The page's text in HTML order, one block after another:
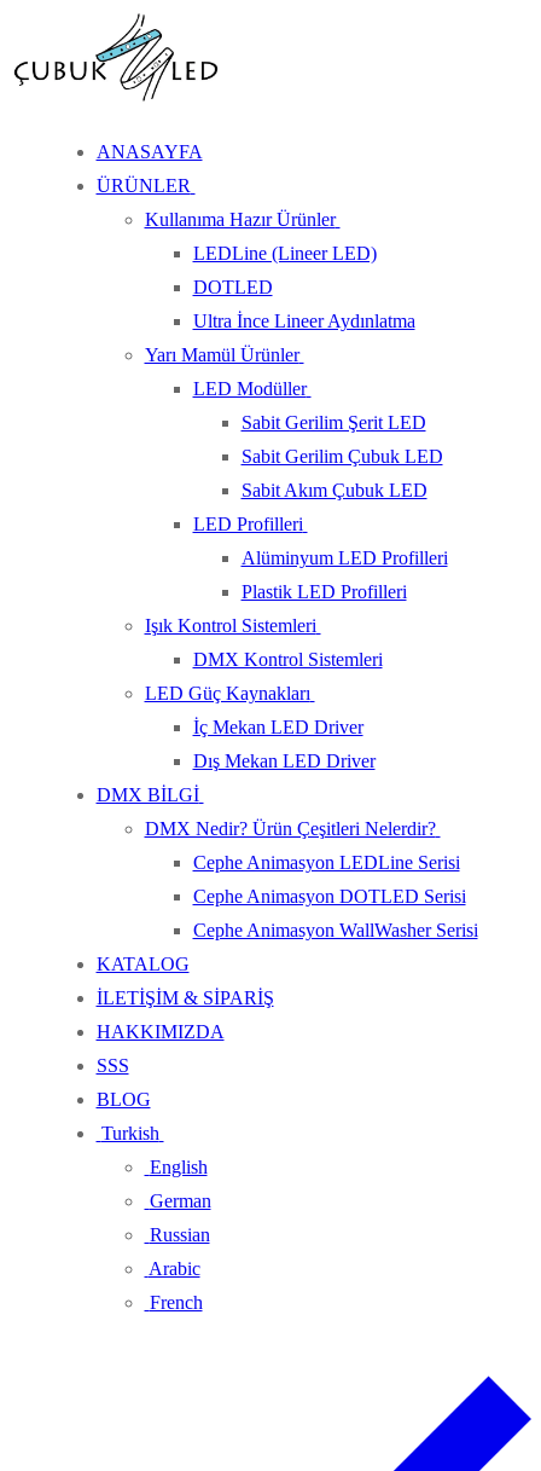
atla
ANASAYFA
ÜRÜNLER
Kullanıma Hazır Ürünler
LEDLine (Lineer LED)
DOTLED
Ultra İnce Lineer Aydınlatma
Yarı Mamül Ürünler
LED Modüller
Sabit Gerilim Şerit LED
Sabit Gerilim Çubuk LED
Sabit Akım Çubuk LED
LED Profilleri
Alüminyum LED Profilleri
Plastik LED Profilleri
Işık Kontrol Sistemleri
DMX Kontrol Sistemleri
LED Güç Kaynakları
İç Mekan LED Driver
Dış Mekan LED Driver
DMX BİLGİ
DMX Nedir? Ürün Çeşitleri Nelerdir?
Cephe Animasyon LEDLine Serisi
Cephe Animasyon DOTLED Serisi
Cephe Animasyon WallWasher Serisi
KATALOG
İLETİŞİM & SİPARİŞ
HAKKIMIZDA
SSS
BLOG
Turkish
English
German
Russian
Arabic
French